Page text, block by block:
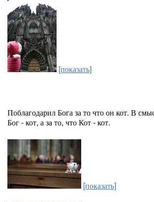
[показать]
Поблагодарил Бога за то что он кот. В
Бог - кот, а за то, что Кот - кот.
[показать]